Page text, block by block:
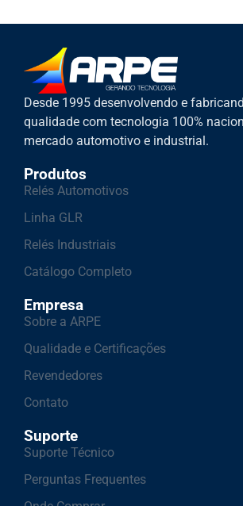
Desde 1995 desenvolvendo e
qualidade com tecnologia 100%
mercado automotivo e industrial.
Produtos
Relés Automotivos
Linha GLR
Relés Industriais
Catálogo Completo
Empresa
Sobre a ARPE
Qualidade e Certificações
Revendedores
Contato
Suporte
Suporte Técnico
Perguntas Frequentes